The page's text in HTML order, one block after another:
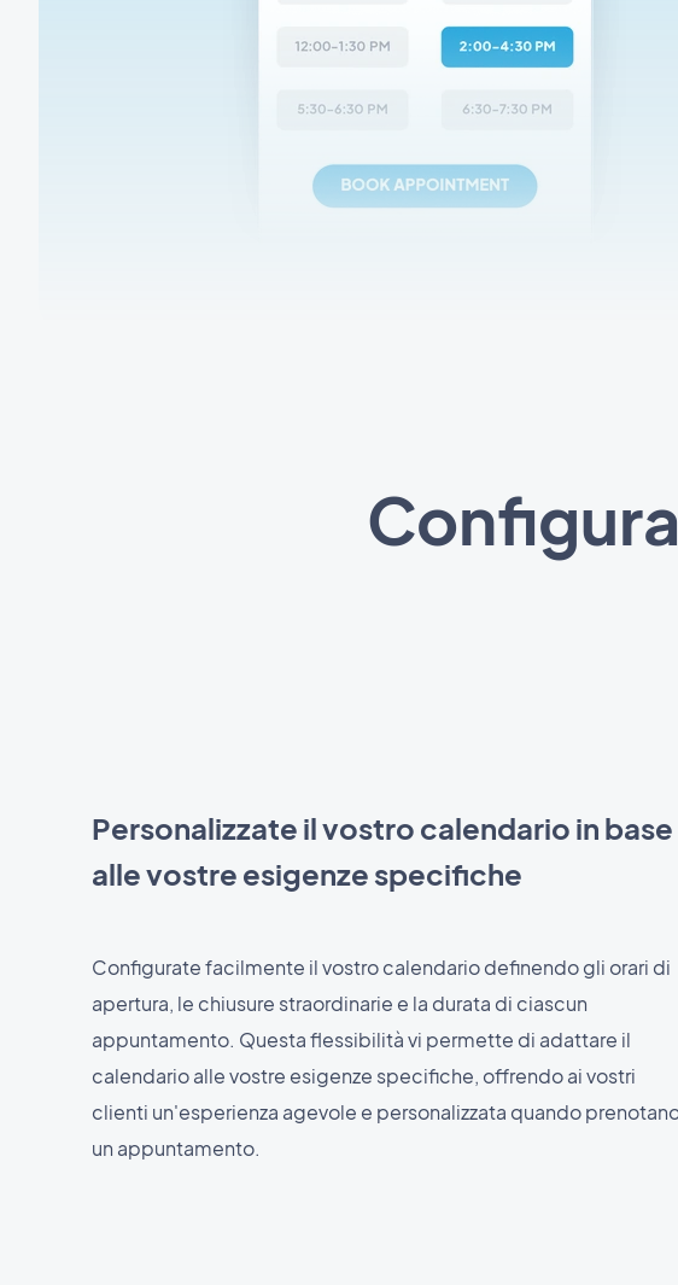
Personalizzate il vostro calendario in base
alle vostre esigenze specifiche
Configurate facilmente il vostro calendario definendo gli orari di
apertura, le chiusure straordinarie e la durata di ciascun
appuntamento. Questa flessibilità vi permette di adattare il
calendario alle vostre esigenze specifiche, offrendo ai vostri
clienti un'esperienza agevole e personalizzata quando
un appuntamento.